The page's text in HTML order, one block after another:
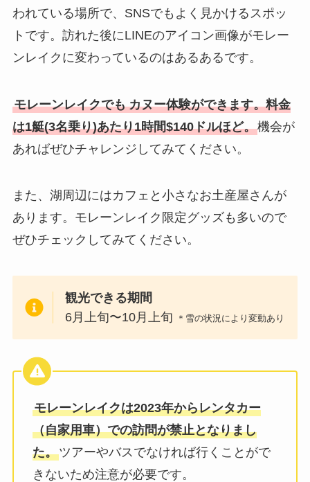
われている場所で、SNSでもよく見かけるスポッ
トです。訪れた後にLINEのアイコン画像がモレー
ンレイクに変わっているのはあるあるです。
モレーンレイクでも カヌー体験ができます。料金
は1艇(3名乗り)あたり1時間$140ドルほど。機会が
あればぜひチャレンジしてみてください。
また、湖周辺にはカフェと小さなお土産屋さんが
あります。モレーンレイク限定グッズも多いので
ぜひチェックしてみてください。
観光できる期間
6月上旬〜10月上旬
＊雪の状況により変動あり
モレーンレイクは2023年からレンタカー
（自家用車）での訪問が禁止となりまし
た。ツアーやバスでなければ行くことがで
きないため注意が必要です。